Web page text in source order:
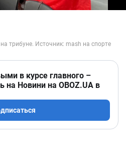
в курсе главного –
на Новини на OBOZ.UA в